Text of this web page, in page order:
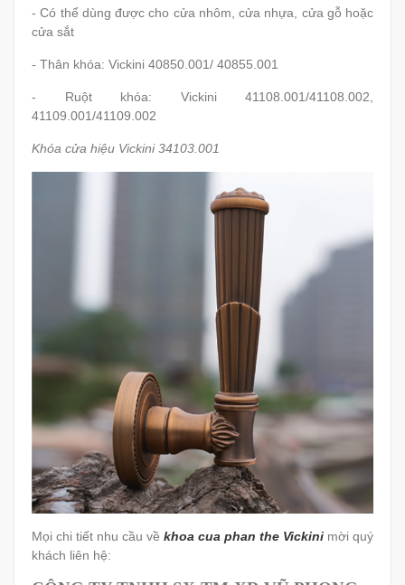
- Có thể dùng được cho cửa nhôm, cửa nhựa, cửa gỗ hoặc
cửa sắt
- Thân khóa: Vickini 40850.001/ 40855.001
- Ruột khóa: Vickini 41108.001/41108.002,
41109.001/41109.002
Khóa cửa hiệu Vickini 34103.001
Mọi chi tiết nhu cầu về khoa cua phan the Vickini mời quý
khách liên hệ: